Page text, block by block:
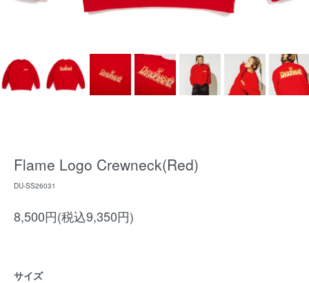
Flame Logo Crewneck(Red)
DU-SS26031
8,500円(税込9,350円)
サイズ